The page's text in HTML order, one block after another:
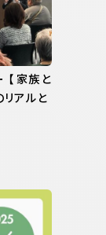
【家族と
アルと